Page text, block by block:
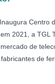
Centro
2021, a TGL
de
de